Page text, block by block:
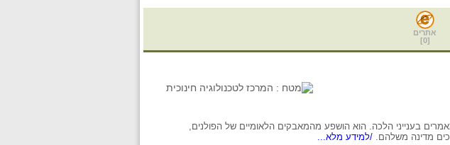
אתרים
[
0
]
בענייני הלכה. הוא הושפע מהמאבקים הלאומיים של הפולנים,
מדינה משלהם. /למידע מלא...